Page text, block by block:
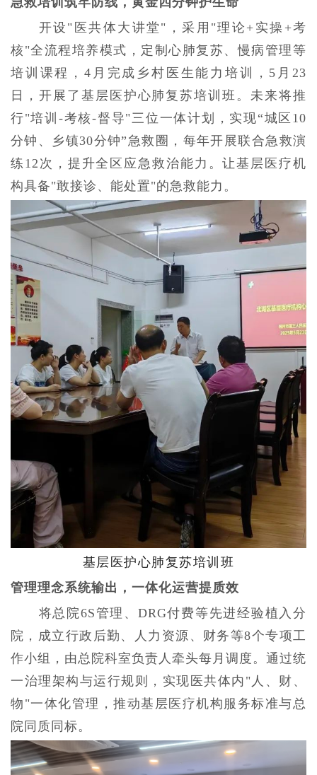
开设"医共体大讲堂"，采用"理论+实操+考
核"全流程培养模式，定制心肺复苏、慢病管理等
培训课程，4月完成乡村医生能力培训，5月23
日，开展了基层医护心肺复苏培训班。未来将推
行"培训-考核-督导"三位一体计划，实现“城区10
分钟、乡镇30分钟”急救圈，每年开展联合急救演
练12次，提升全区应急救治能力。让基层医疗机
构具备"敢接诊、能处置"的急救能力。
基层医护心肺复苏培训班
管理理念系统输出，一体化运营提质效
将总院6S管理、DRG付费等先进经验植入分
院，成立行政后勤、人力资源、财务等8个专项工
作小组，由总院科室负责人牵头每月调度。通过统
一治理架构与运行规则，实现医共体内"人、财、
物"一体化管理，推动基层医疗机构服务标准与总
院同质同标。